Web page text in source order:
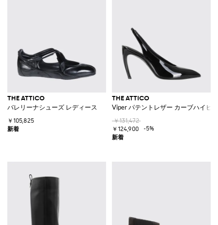
THE ATTICO
バレリーナシューズ レディース
￥105,825
THE ATTICO
Viper パテントレザー カーブハイヒ
￥131,472
￥124,900
-5%